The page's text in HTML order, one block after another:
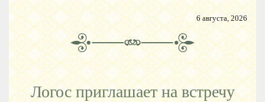
6 августа, 2026
Логос приглашает на встречу